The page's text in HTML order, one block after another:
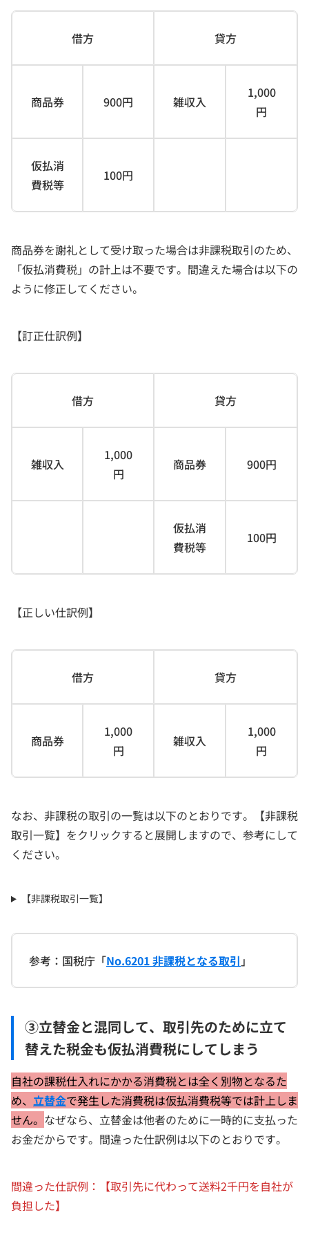
借方 貸方
商品券 900円 雑収入
1,000
円
仮払消
費税等
100円
商品券を謝礼として受け取った場合は非課税取引のため、
「仮払消費税」の計上は不要です。間違えた場合は以下の
ように修正してください。
【訂正仕訳例】
借方 貸方
雑収入
1,000
円
商品券 900円
仮払消
費税等
100円
【正しい仕訳例】
借方 貸方
商品券
1,000
円
雑収入
1,000
円
なお、非課税の取引の一覧は以下のとおりです。【非課税
取引一覧】をクリックすると展開しますので、参考にして
ください。
【非課税取引一覧】
参考：国税庁「No.6201 非課税となる取引 」
③立替金と混同して、取引先のために立て
替えた税金も仮払消費税にしてしまう
自社の課税仕入れにかかる消費税とは全く別物となるた
め、 立替金で発生した消費税は仮払消費税等では計上しま
せん。 なぜなら、立替金は他者のために一時的に支払った
お金だからです。間違った仕訳例は以下のとおりです。
間違った仕訳例：【取引先に代わって送料2千円を自社が
負担した】